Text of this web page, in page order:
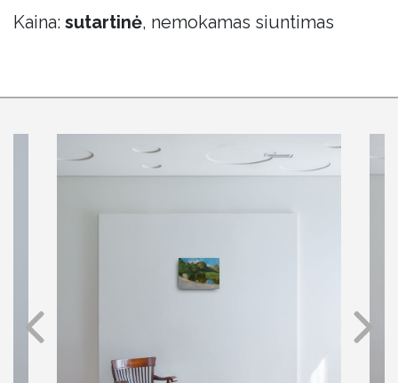
Kaina: sutartinė, nemokamas siuntimas